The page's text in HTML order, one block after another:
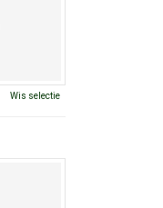
Wis selectie